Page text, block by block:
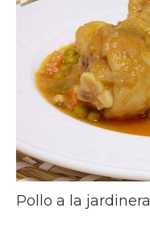
Pollo a la jardinera